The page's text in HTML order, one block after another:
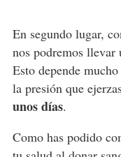
En segundo lugar,
nos podremos llevar
Esto depende
la presión que
unos días.
Como has podido